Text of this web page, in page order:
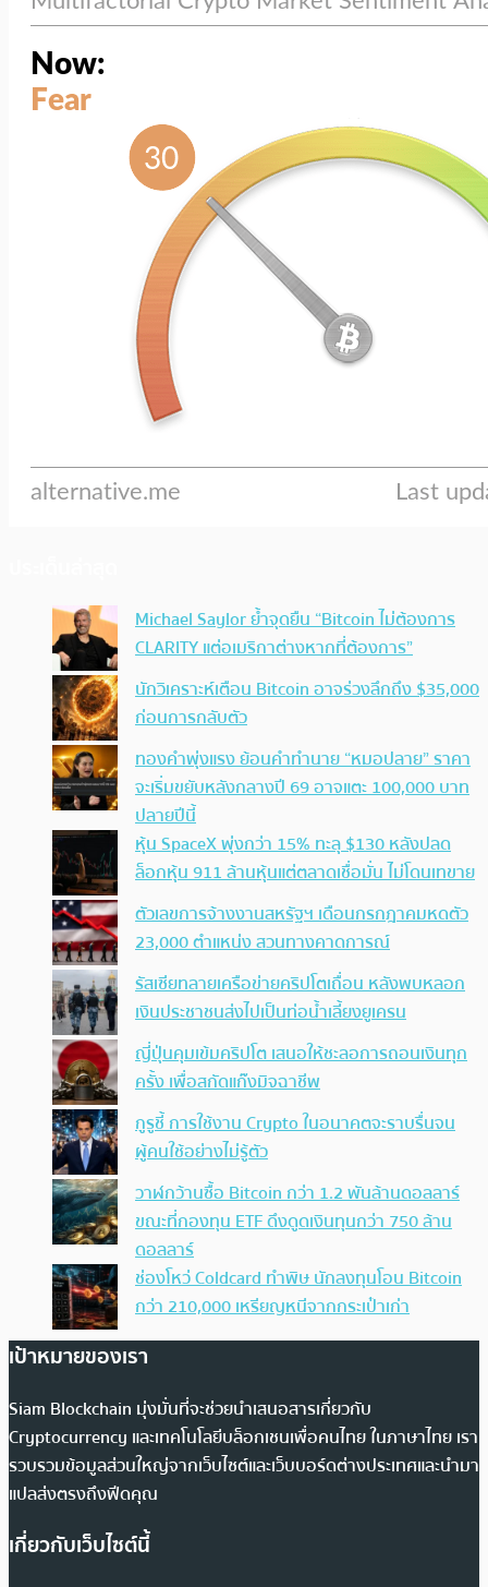
Michael Saylor ย้ำจุดยืน “Bitcoin ไม่ต้องการ
CLARITY แต่อเมริกาต่างหากที่ต้องการ”
นักวิเคราะห์เตือน Bitcoin อาจร่วงลึกถึง $35,000
ก่อนการกลับตัว
ทองคำพุ่งแรง ย้อนคำทำนาย “หมอปลาย” ราคา
จะเริ่มขยับหลังกลางปี 69 อาจแตะ 100,000 บาท
ปลายปีนี้
หุ้น SpaceX พุ่งกว่า 15% ทะลุ $130 หลังปลด
ล็อกหุ้น 911 ล้านหุ้นแต่ตลาดเชื่อมั่น ไม่โดนเทขาย
ตัวเลขการจ้างงานสหรัฐฯ เดือนกรกฎาคมหดตัว
23,000 ตำแหน่ง สวนทางคาดการณ์
รัสเซียทลายเครือข่ายคริปโตเถื่อน หลังพบหลอก
เงินประชาชนส่งไปเป็นท่อน้ำเลี้ยงยูเครน
ญี่ปุ่นคุมเข้มคริปโต เสนอให้ชะลอการถอนเงินทุก
ครั้ง เพื่อสกัดแก๊งมิจฉาชีพ
กูรูชี้ การใช้งาน Crypto ในอนาคตจะราบรื่นจน
ผู้คนใช้อย่างไม่รู้ตัว
วาฬกว้านซื้อ Bitcoin กว่า 1.2 พันล้านดอลลาร์
ขณะที่กองทุน ETF ดึงดูดเงินทุนกว่า 750 ล้าน
ดอลลาร์
ช่องโหว่ Coldcard ทำพิษ นักลงทุนโอน Bitcoin
กว่า 210,000 เหรียญหนีจากกระเป๋าเก่า
เป้าหมายของเรา
Siam Blockchain มุ่งมั่นที่จะช่วยนำเสนอสารเกี่ยวกับ
Cryptocurrency และเทคโนโลยีบล็อกเชนเพื่อคนไทย ในภาษาไทย เรา
รวบรวมข้อมูลส่วนใหญ่จากเว็บไซต์และเว็บบอร์ดต่างประเทศและนำมา
แปลส่งตรงถึงฟีดคุณ
เกี่ยวกับเว็บไซต์นี้